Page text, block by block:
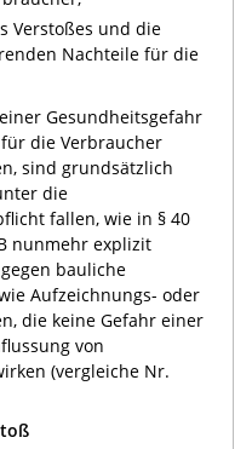
Verstoßes und die
Nachteile für die
Gesundheitsgefahr
die Verbraucher
sind grundsätzlich
die
fallen, wie in § 40
nunmehr explizit
bauliche
Aufzeichnungs- oder
die keine Gefahr einer
von
(vergleiche Nr.